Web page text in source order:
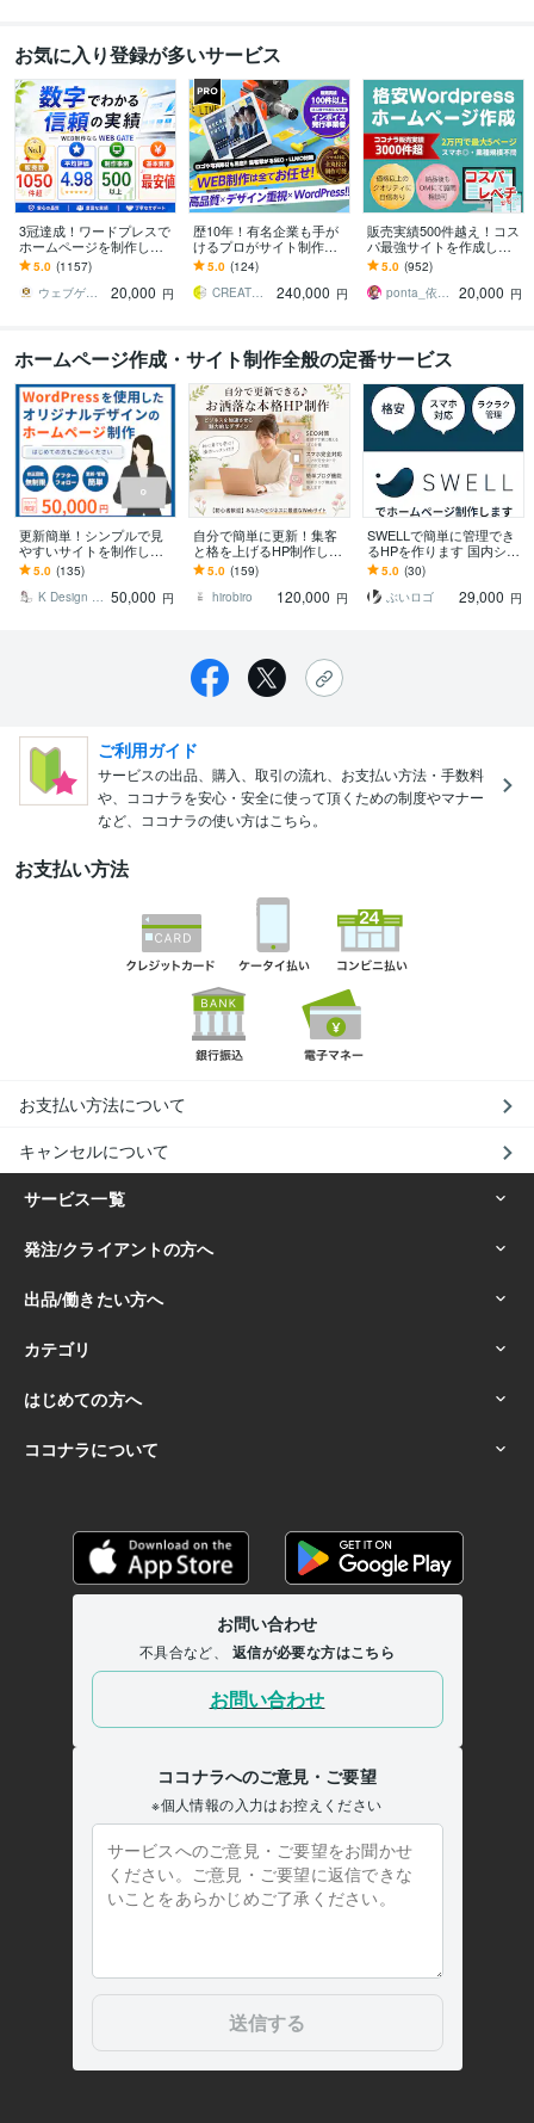
お気に入り登録が多いサービス
3冠達成！ワードプレスで
ホームページを制作しま
す WEB制作＆デザイン部
門1位（販売数・評価数・
お気に入り数）
5.0 (1157)
ウェブゲート
20,000 円
歴10年！有名企業も手が
けるプロがサイト制作し
ます 初心者でも安心★ヒ
アリング重視・要望に沿
って柔軟に対応可能
5.0 (124)
CREATORSZERO
240,000 円
販売実績500件越え！コス
パ最強サイトを作成しま
す 起業、副業、ブログ！
WPで更新楽々！オリジナ
ルデザイン可能
5.0 (952)
ponta_依頼多数のため返信遅れます
20,000 円
ホームページ作成・サイト制作全般の定番サービス
更新簡単！シンプルで見
やすいサイトを制作しま
す 現役デザイナー制作の
スタイリッシュなWebサ
イト制作
5.0 (135)
K Design _ webデザイン制作 50,000 円
自分で簡単に更新！集客
と格を上げるHP制作しま
す デザイン×集客導線×手
厚いサポートで初めての
Web制作も安心
5.0 (159)
hirobiro
120,000 円
SWELLで簡単に管理でき
るHPを作ります 国内シェ
アNo.1テーマSWELLを使
用！PC・スマホ対応！
5.0 (30)
ぶいロゴ
29,000 円
ご利用ガイド
サービスの出品、購入、取引の流れ、お支払い方法・手数料
や、ココナラを安心・安全に使って頂くための制度やマナー
など、ココナラの使い方はこちら。
お支払い方法
お支払い方法について
キャンセルについて